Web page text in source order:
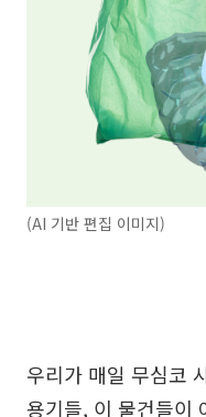
(AI 기반 편집 이미지)
우리가 매일 무심코
용기들, 이 물건들이